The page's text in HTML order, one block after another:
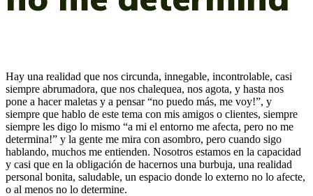
Hay una realidad que nos circunda, innegable, incontrolable, casi
siempre abrumadora, que nos chalequea, nos agota, y hasta nos
pone a hacer maletas y a pensar “no puedo más, me voy!”, y
siempre que hablo de este tema con mis amigos o clientes, siempre
siempre les digo lo mismo “a mi el entorno me afecta, pero no me
determina!” y la gente me mira con asombro, pero cuando sigo
hablando, muchos me entienden. Nosotros estamos en la capacidad
y casi que en la obligación de hacernos una burbuja, una realidad
personal bonita, saludable, un espacio donde lo externo no lo afecte,
o al menos no lo determine.